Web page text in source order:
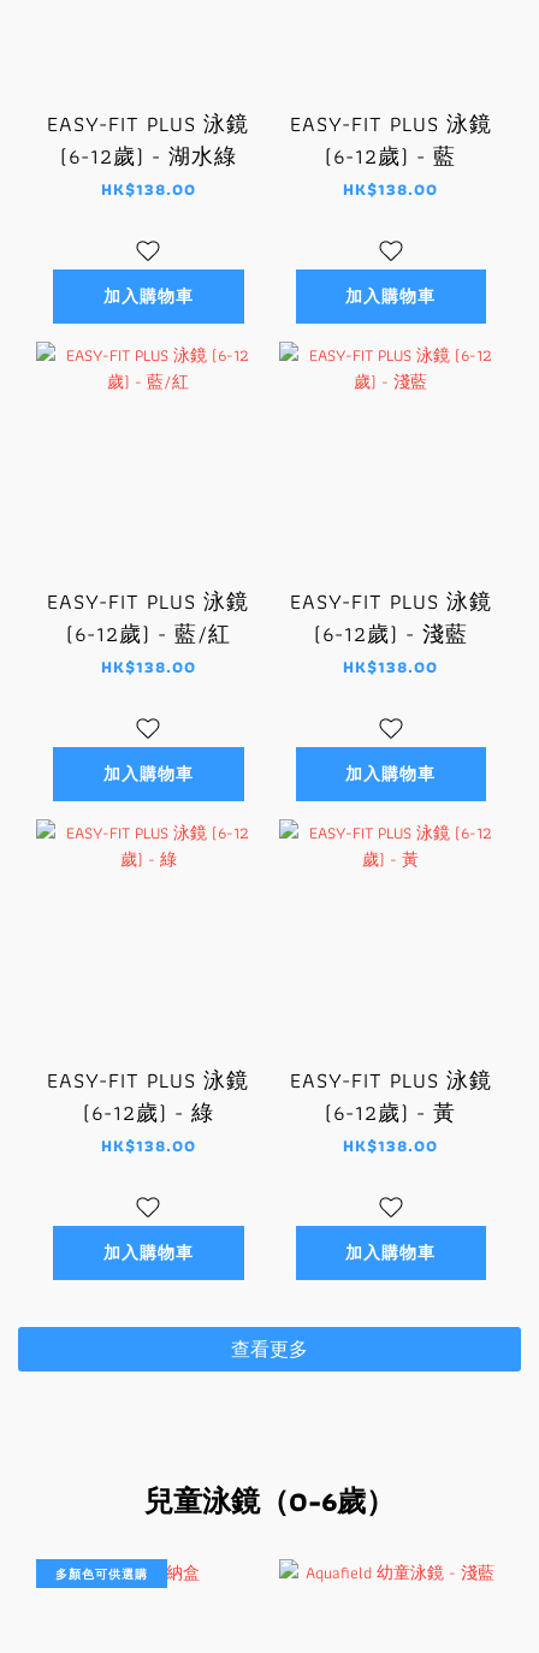
EASY-FIT PLUS 泳鏡
(6-12歲) - 湖水綠
HK$138.00
加入購物車
EASY-FIT PLUS 泳鏡
(6-12歲) - 藍
HK$138.00
加入購物車
EASY-FIT PLUS 泳鏡
(6-12歲) - 藍/紅
HK$138.00
加入購物車
EASY-FIT PLUS 泳鏡
(6-12歲) - 淺藍
HK$138.00
加入購物車
EASY-FIT PLUS 泳鏡
(6-12歲) - 綠
HK$138.00
加入購物車
EASY-FIT PLUS 泳鏡
(6-12歲) - 黃
HK$138.00
加入購物車
查看更多
兒童泳鏡（0-6歲）
多顏色可供選購